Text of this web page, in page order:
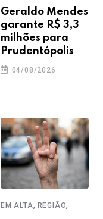
Geraldo Mendes
garante R$ 3,3
milhões para
Prudentópolis
04/08/2026
EM ALTA, REGIÃO,